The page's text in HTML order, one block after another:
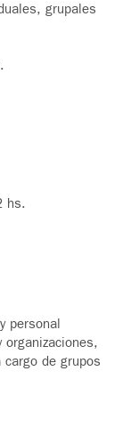
grupales
hs.
personal
de grupos